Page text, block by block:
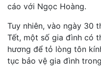
cáo với Ngọc Hoàng.
Tuy nhiên, vào ngày 30
Tết, một số gia đình có
hương để tỏ lòng tôn
tục bảo vệ gia đình